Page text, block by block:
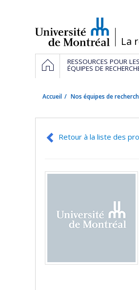
/La
Navigation
principale
ACCUEILRESSOURCES POUR LES
ÉQUIPES DE
Accueil Nos équipes de
Retour à la liste des